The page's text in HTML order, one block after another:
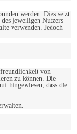
werden. Dies setzt
jeweiligen Nutzers
verwenden. Jedoch
von
zu können. Die
hingewiesen, dass die